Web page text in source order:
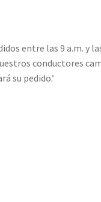
entre las 9 a.m. y
conductores
su pedido.’